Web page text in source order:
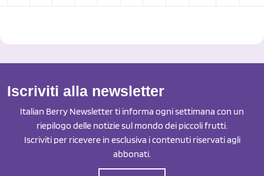
Iscriviti alla newsletter
Italian Berry Newsletter ti informa ogni settimana con un
riepilogo delle notizie sul mondo dei piccoli frutti.
Iscriviti per ricevere in esclusiva i contenuti riservati agli
abbonati.